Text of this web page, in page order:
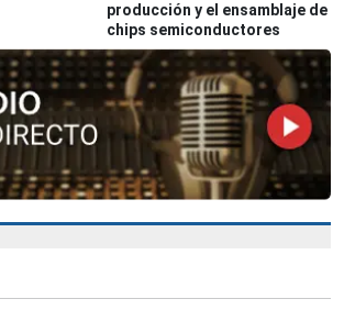
producción y el ensamblaje de
chips semiconductores